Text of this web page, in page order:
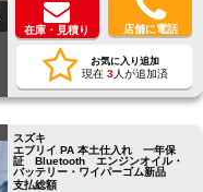
在庫・見積り 店舗に電話
お気に入り追加
現在 3人が追加済
スズキ
エブリイ PA 本土仕入れ 一年保
証 Bluetooth エンジンオイル・
バッテリー・ワイパーゴム新品
支払総額